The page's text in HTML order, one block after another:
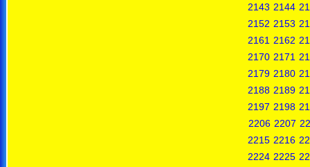
2143 2144
2152 2153
2161 2162
2170 2171
2179 2180
2188 2189
2197 2198
2206 2207
2215 2216
2224 2225